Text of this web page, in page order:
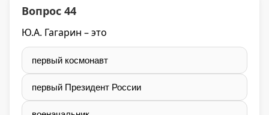
Вопрос 44
Ю.А. Гагарин – это
первый космонавт
первый Президент России